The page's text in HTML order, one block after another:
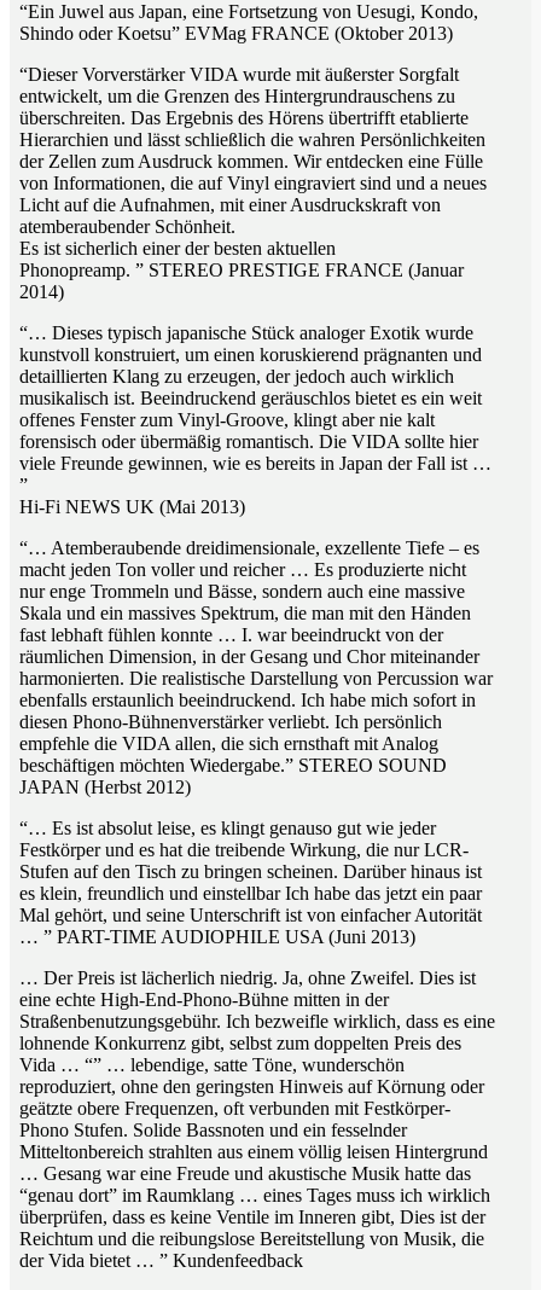
“Ein Juwel aus Japan, eine Fortsetzung von Uesugi, Kondo,
Shindo oder Koetsu” EVMag FRANCE (Oktober 2013)
“Dieser Vorverstärker VIDA wurde mit äußerster Sorgfalt
entwickelt, um die Grenzen des Hintergrundrauschens zu
überschreiten. Das Ergebnis des Hörens übertrifft etablierte
Hierarchien und lässt schließlich die wahren Persönlichkeiten
der Zellen zum Ausdruck kommen. Wir entdecken eine Fülle
von Informationen, die auf Vinyl eingraviert sind und a neues
Licht auf die Aufnahmen, mit einer Ausdruckskraft von
atemberaubender Schönheit.
Es ist sicherlich einer der besten aktuellen
Phonopreamp. ” STEREO PRESTIGE FRANCE (Januar
2014)
“… Dieses typisch japanische Stück analoger Exotik wurde
kunstvoll konstruiert, um einen koruskierend prägnanten und
detaillierten Klang zu erzeugen, der jedoch auch wirklich
musikalisch ist. Beeindruckend geräuschlos bietet es ein weit
offenes Fenster zum Vinyl-Groove, klingt aber nie kalt
forensisch oder übermäßig romantisch. Die VIDA sollte hier
viele Freunde gewinnen, wie es bereits in Japan der Fall ist …
”
Hi-Fi NEWS UK (Mai 2013)
“… Atemberaubende dreidimensionale, exzellente Tiefe – es
macht jeden Ton voller und reicher … Es produzierte nicht
nur enge Trommeln und Bässe, sondern auch eine massive
Skala und ein massives Spektrum, die man mit den Händen
fast lebhaft fühlen konnte … I. war beeindruckt von der
räumlichen Dimension, in der Gesang und Chor miteinander
harmonierten. Die realistische Darstellung von Percussion war
ebenfalls erstaunlich beeindruckend. Ich habe mich sofort in
diesen Phono-Bühnenverstärker verliebt. Ich persönlich
empfehle die VIDA allen, die sich ernsthaft mit Analog
beschäftigen möchten Wiedergabe.” STEREO SOUND
JAPAN (Herbst 2012)
“… Es ist absolut leise, es klingt genauso gut wie jeder
Festkörper und es hat die treibende Wirkung, die nur LCR-
Stufen auf den Tisch zu bringen scheinen. Darüber hinaus ist
es klein, freundlich und einstellbar Ich habe das jetzt ein paar
Mal gehört, und seine Unterschrift ist von einfacher Autorität
… ” PART-TIME AUDIOPHILE USA (Juni 2013)
… Der Preis ist lächerlich niedrig. Ja, ohne Zweifel. Dies ist
eine echte High-End-Phono-Bühne mitten in der
Straßenbenutzungsgebühr. Ich bezweifle wirklich, dass es eine
lohnende Konkurrenz gibt, selbst zum doppelten Preis des
Vida … “” … lebendige, satte Töne, wunderschön
reproduziert, ohne den geringsten Hinweis auf Körnung oder
geätzte obere Frequenzen, oft verbunden mit Festkörper-
Phono Stufen. Solide Bassnoten und ein fesselnder
Mitteltonbereich strahlten aus einem völlig leisen Hintergrund
… Gesang war eine Freude und akustische Musik hatte das
“genau dort” im Raumklang … eines Tages muss ich wirklich
überprüfen, dass es keine Ventile im Inneren gibt, Dies ist der
Reichtum und die reibungslose Bereitstellung von Musik, die
der Vida bietet … ” Kundenfeedback